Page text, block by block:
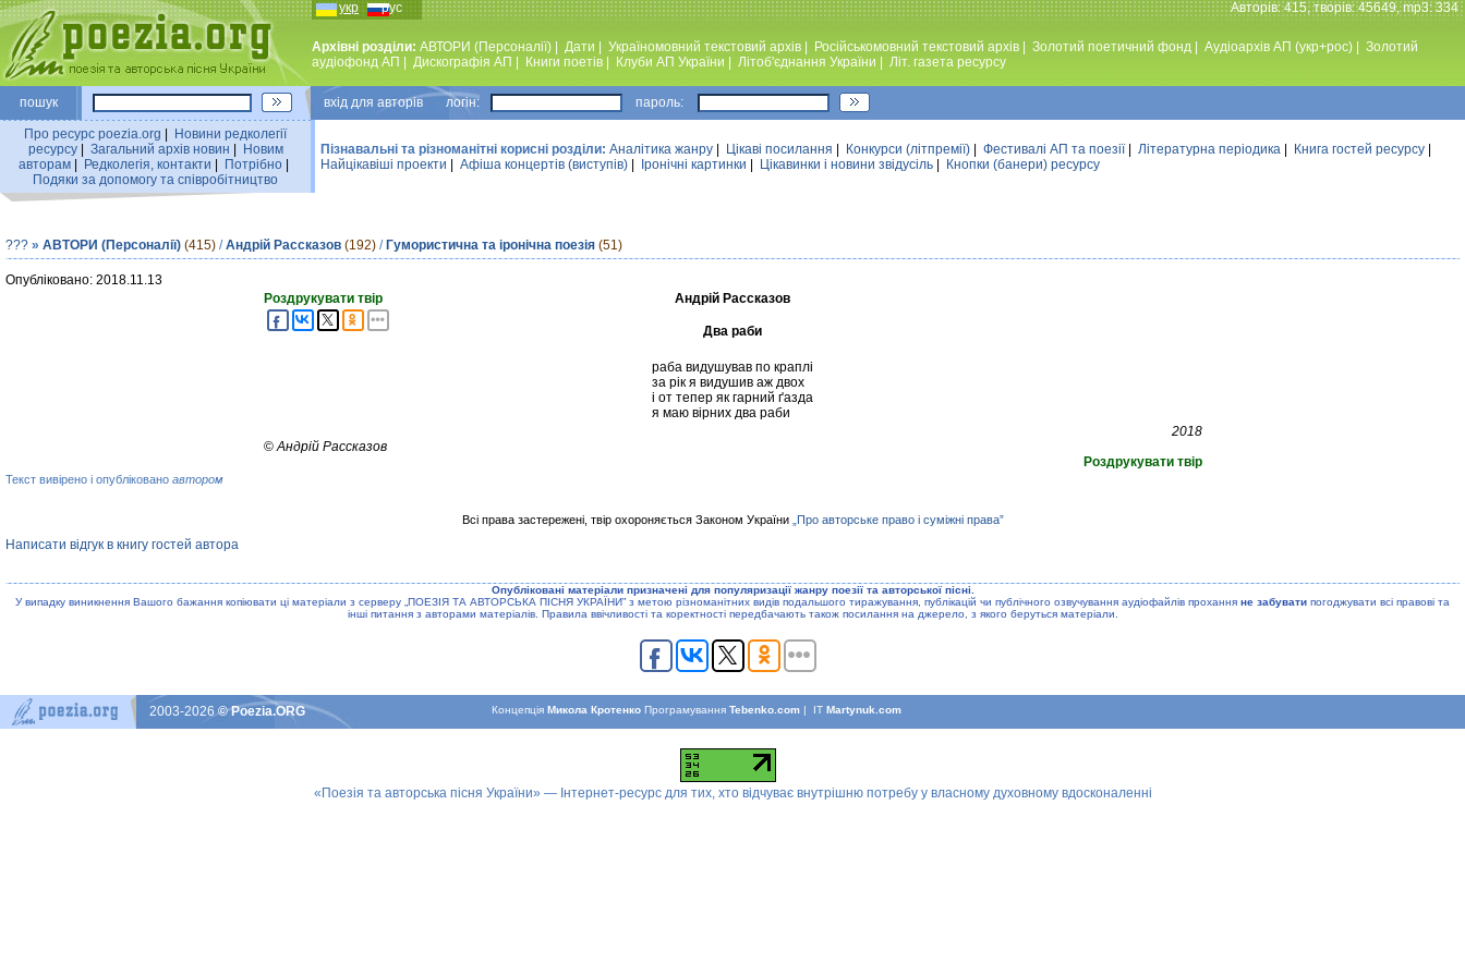
укр рус Авторiв: 415, творiв: 45649, mp3: 334
Архівні розділи: АВТОРИ (Персоналії) Дати Україномовний текстовий архiв Російськомовний текстовий архів Золотий поетичний фонд Аудiоархiв АП (укр+рос)
Золотий
аудiофонд АП
Дискографiя АП Книги поетiв Клуби АП України Лiтоб'єднання України Лiт. газета ресурсу
пошук вхiд для авторiв логін: пароль:
Про ресурс poezia.org
Новини редколегiї
ресурсу| Загальний архiв новин
Новим
авторам
Редколегiя, контакти Потрiбно
Подяки за допомогу та співробітництво
Пізнавальні та різноманітні корисні розділи: Аналiтика жанру Цікаві посилання Конкурси (лiтпремiї) Фестивалi АП та поезiї| Літературна періодика Книга гостей ресурсу
Найцiкавiшi проекти
Афіша концертів (виступів) Iронiчнi картинки Цікавинки і новини звідусіль Кнопки (банери) ресурсу
??? » АВТОРИ (Персоналії) (415) /Андрiй Рассказов (192) / Гумористична та іронічна поезія (51)
Опубліковано: 2018.11.13
Роздрукувати твір
Андрiй Рассказов
Два раби
раба видушував по краплi
за рiк я видушив аж двох
i от тепер як гарний ґазда
я маю вiрних два раби
2018
©Андрiй Рассказов
Роздрукувати твір
Текст вивірено і опубліковано автором
Всі права застережені, твір охороняється Законом України „Про авторське право і суміжні права”
Написати відгук в книгу гостей автора
Опублiкованi матерiали призначенi для популяризацiї жанру поезiї та авторської пiснi.
У випадку виникнення Вашого бажання копiювати цi матерiали з серверу „ПОЕЗIЯ ТА АВТОРСЬКА ПIСНЯ УКРАЇНИ” з метою рiзноманiтних видiв подальшого тиражування, публiкацiй чи публiчного озвучування аудiофайлiв прохання не забувати погоджувати всi правовi та
iншi питання з авторами матерiалiв. Правила ввiчливостi та коректностi передбачають також посилання на джерело, з якого беруться матерiали.
Концепцiя Микола КротенкоПрограмування Tebenko.com| IT Martynuk.com
2003-2026© Poezia.ORG
«Поезія та авторська пісня України» — Інтернет-ресурс для тих, хто відчуває внутрішню потребу у власному духовному вдосконаленні